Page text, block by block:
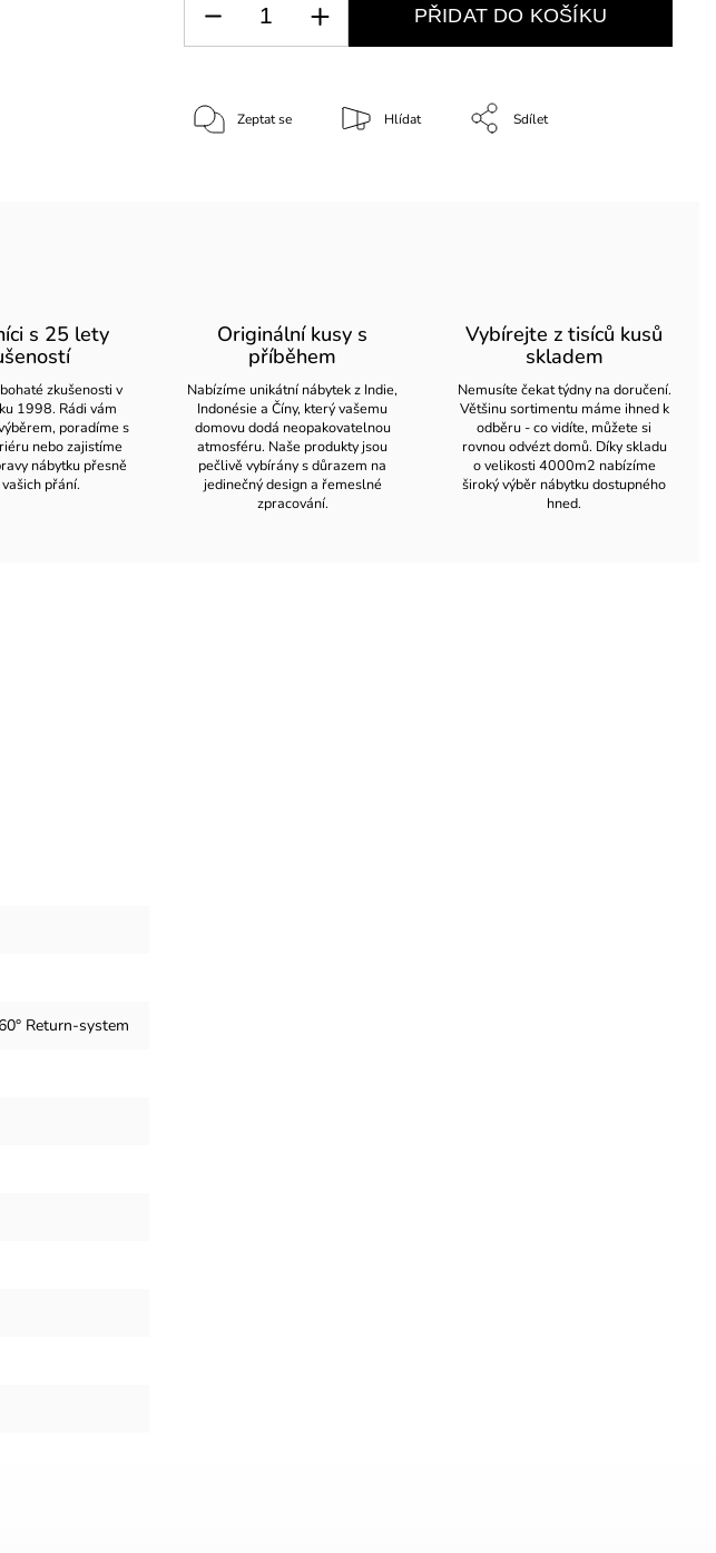
PŘIDAT DO KOŠÍKU
Zeptat se Hlídat Sdílet
s 25 lety
zkušenosti v
1998. Rádi vám
poradíme s
nebo zajistíme
nábytku přesně
přání.
Originální kusy s
příběhem
Nabízíme unikátní nábytek z Indie,
Indonésie a Číny, který vašemu
domovu dodá neopakovatelnou
atmosféru. Naše produkty jsou
pečlivě vybírány s důrazem na
jedinečný design a řemeslné
zpracování.
Vybírejte z tisíců kusů
skladem
Nemusíte čekat týdny na doručení.
Většinu sortimentu máme ihned k
odběru - co vidíte, můžete si
rovnou odvézt domů. Díky skladu
o velikosti 4000m2 nabízíme
široký výběr nábytku dostupného
hned.
Return-system